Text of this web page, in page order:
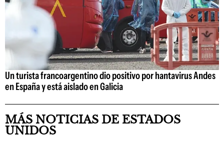
Un turista francoargentino dio positivo por hantavirus Andes
en España y está aislado en Galicia
MÁS NOTICIAS DE ESTADOS
UNIDOS